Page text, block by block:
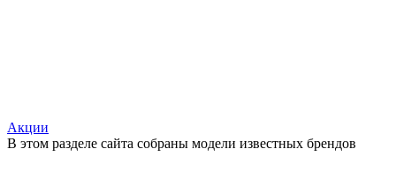
Акции
В этом разделе сайта собраны модели известных брендов